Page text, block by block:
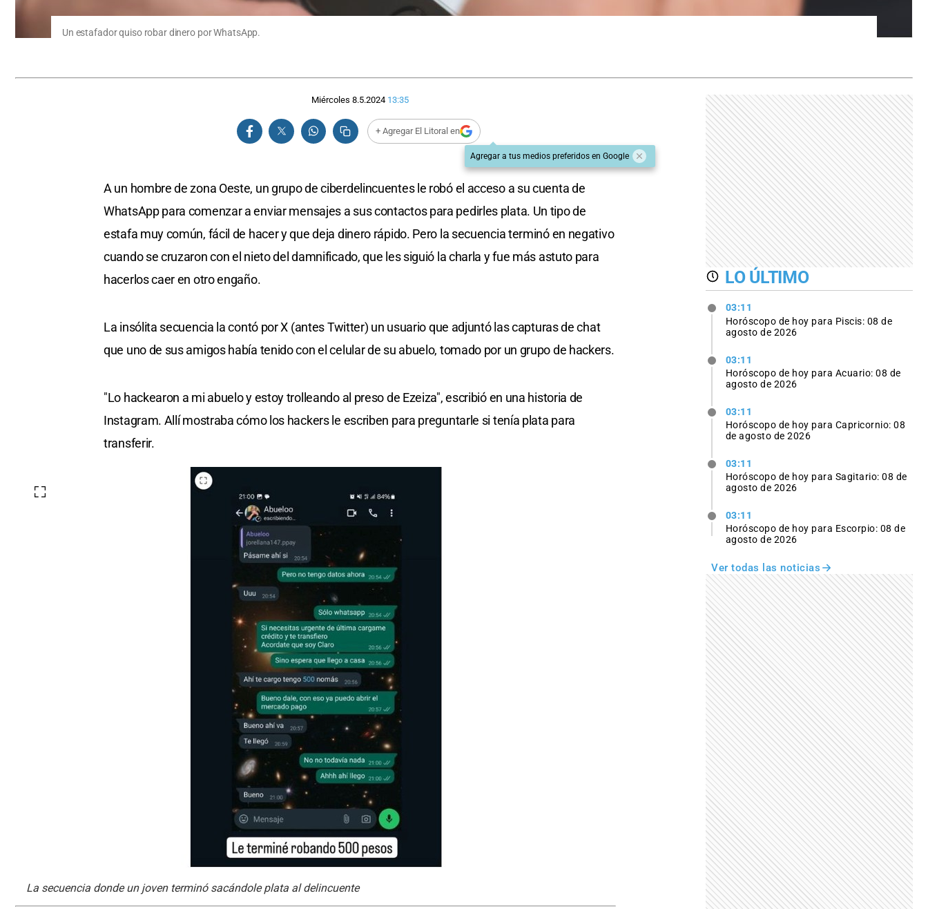
Un estafador quiso robar dinero por WhatsApp.
Miércoles 8.5.2024 13:35
+ Agregar El Litoral en
Agregar a tus medios preferidos en Google
A un hombre de zona Oeste, un grupo de ciberdelincuentes le robó el acceso a su cuenta de
WhatsApp para comenzar a enviar mensajes a sus contactos para pedirles plata. Un tipo de
estafa muy común, fácil de hacer y que deja dinero rápido. Pero la secuencia terminó en negativo
cuando se cruzaron con el nieto del damnificado, que les siguió la charla y fue más astuto para
hacerlos caer en otro engaño.
La insólita secuencia la contó por X (antes Twitter) un usuario que adjuntó las capturas de chat
que uno de sus amigos había tenido con el celular de su abuelo, tomado por un grupo de hackers.
"Lo hackearon a mi abuelo y estoy trolleando al preso de Ezeiza", escribió en una historia de
Instagram. Allí mostraba cómo los hackers le escriben para preguntarle si tenía plata para
transferir.
La secuencia donde un joven terminó sacándole plata al delincuente
LO ÚLTIMO
03:11
Horóscopo de hoy para Piscis: 08 de
agosto de 2026
03:11
Horóscopo de hoy para Acuario: 08 de
agosto de 2026
03:11
Horóscopo de hoy para Capricornio: 08
de agosto de 2026
03:11
Horóscopo de hoy para Sagitario: 08 de
agosto de 2026
03:11
Horóscopo de hoy para Escorpio: 08 de
agosto de 2026
Ver todas las noticias